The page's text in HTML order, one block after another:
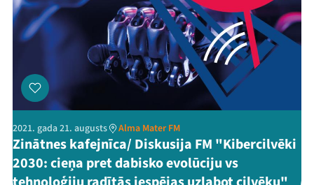
2021. gada 21. augusts Alma Mater FM
Zinātnes kafejnīca/ Diskusija FM "Kibercilvēki
2030: cieņa pret dabisko evolūciju vs